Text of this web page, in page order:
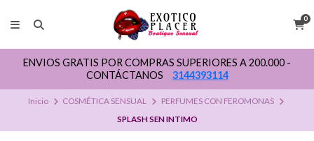
0
ENVIOS GRATIS POR COMPRAS SUPERIORES A 200.000 -
CONTÁCTANOS
3144393114
Inicio COSMÉTICA SENSUAL
PERFUMES CON FEROMONAS
SPLASH SEN INTIMO